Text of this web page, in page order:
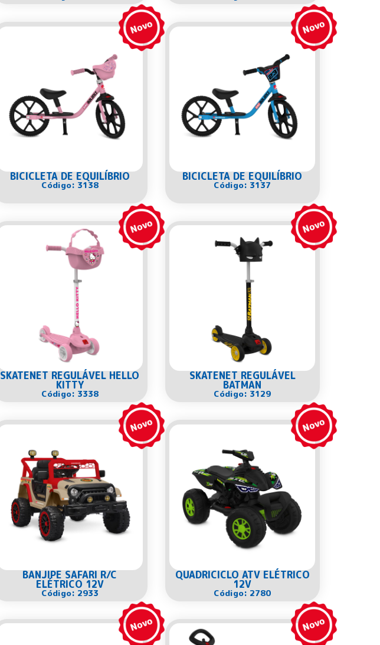
BICICLETA DE EQUILÍBRIO
Código: 3138
BICICLETA DE EQUILÍBRIO
Código: 3137
SKATENET REGULÁVEL HELLO
KITTY
Código: 3338
SKATENET REGULÁVEL
BATMAN
Código: 3129
BANJIPE SAFARI R/C
ELÉTRICO 12V
Código: 2933
QUADRICICLO ATV ELÉTRICO
12V
Código: 2780